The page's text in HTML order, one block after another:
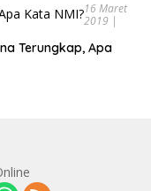
16 Maret
2019 |
Terungkap, Apa